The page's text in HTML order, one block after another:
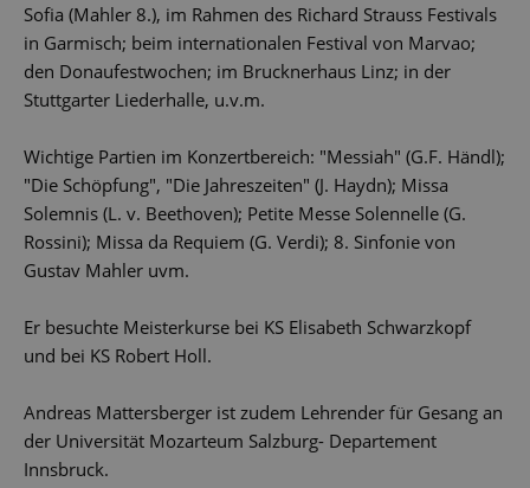
Sofia (Mahler 8.), im Rahmen des Richard Strauss Festivals
in Garmisch; beim internationalen Festival von Marvao;
den Donaufestwochen; im Brucknerhaus Linz; in der
Stuttgarter Liederhalle, u.v.m.
Wichtige Partien im Konzertbereich: "Messiah" (G.F. Händl);
"Die Schöpfung", "Die Jahreszeiten" (J. Haydn); Missa
Solemnis (L. v. Beethoven); Petite Messe Solennelle (G.
Rossini); Missa da Requiem (G. Verdi); 8. Sinfonie von
Gustav Mahler uvm.
Er besuchte Meisterkurse bei KS Elisabeth Schwarzkopf
und bei KS Robert Holl.
Andreas Mattersberger ist zudem Lehrender für Gesang an
der Universität Mozarteum Salzburg- Departement
Innsbruck.